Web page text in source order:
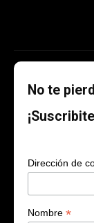
No te
Dirección de
Nombre *